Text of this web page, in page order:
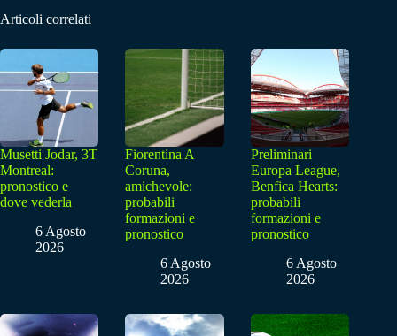
Articoli correlati
Musetti Jodar, 3T
Montreal:
pronostico e
dove vederla
6 Agosto
2026
Fiorentina A
Coruna,
amichevole:
probabili
formazioni e
pronostico
6 Agosto
2026
Preliminari
Europa League,
Benfica Hearts:
probabili
formazioni e
pronostico
6 Agosto
2026